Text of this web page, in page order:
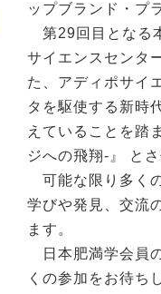
ップブランド・プ
第29回目となる
サイエンスセンタ
た、アディポサイ
タを駆使する新時
えていることを
ジへの飛翔-』 と
可能な限り多く
学びや発見、交流
ます。
日本肥満学会員
くの参加をお待ち